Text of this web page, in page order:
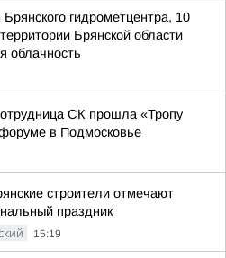
гидрометцентра, 10
Брянской области
облачность
СК прошла «Тропу
в Подмосковье
строители отмечают
праздник
15:19